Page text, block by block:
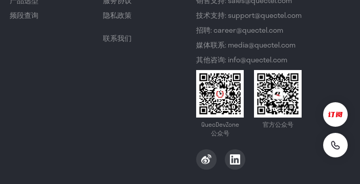
频段查询
隐私政策
联系我们
技术支持: support@quectel.com
招聘: career@quectel.com
媒体联系: media@quectel.com
其他咨询: info@quectel.com
QuecDevZone
公众号
官方公众号